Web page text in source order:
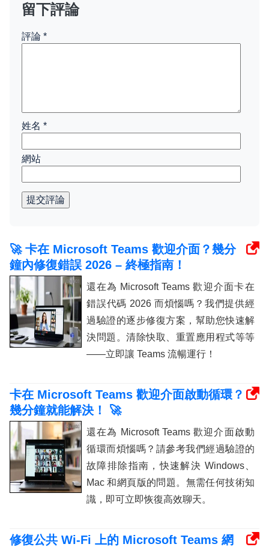
留下評論
評論 *
姓名 *
網站
提交評論
🚀 卡在 Microsoft Teams 歡迎介面？幾分
鐘內修復錯誤 2026 – 終極指南！
還在為 Microsoft Teams 歡迎介面卡​​在
錯誤代碼 2026 而煩惱嗎？我們提供經
過驗證的逐步修復方案，幫助您快速解
決問題。清除快取、重置應用程式等等
——立即讓 Teams 流暢運行！
卡在 Microsoft Teams 歡迎介面啟動循環？
幾分鐘就能解決！ 🚀
還在為 Microsoft Teams 歡迎介面啟動
循環而煩惱嗎？請參考我們經過驗證的
故障排除指南，快速解決 Windows、
Mac 和網頁版的問題。無需任何技術知
識，即可立即恢復高效聊天。
修復公共 Wi-Fi 上的 Microsoft Teams 網